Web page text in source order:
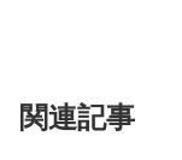
関連記事